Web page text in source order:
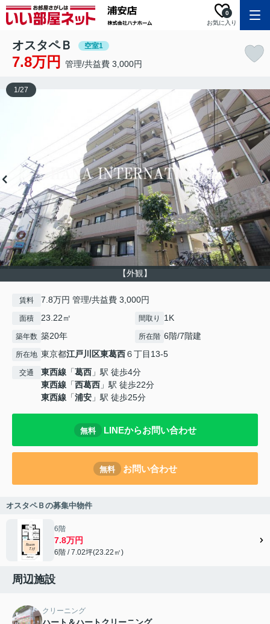
お気に入り
0
オスタペＢ 空室1
7.8万円 管理/共益費 3,000円
【外観】
1/27
賃料 7.8万円 管理/共益費 3,000円
面積 23.22㎡ 間取り 1K
築年数 築20年 所在階 6階/7階建
所在地 東京都江戸川区東葛西６丁目13-5
交通 東西線 「葛西 」駅 徒歩4分
東西線 「西葛西 」駅 徒歩22分
東西線 「浦安 」駅 徒歩25分
無料 LINEからお問い合わせ
無料 お問い合わせ
オスタペＢの募集中物件
6階
7.8万円
6階 / 7.02坪(23.22㎡)
周辺施設
クリーニング